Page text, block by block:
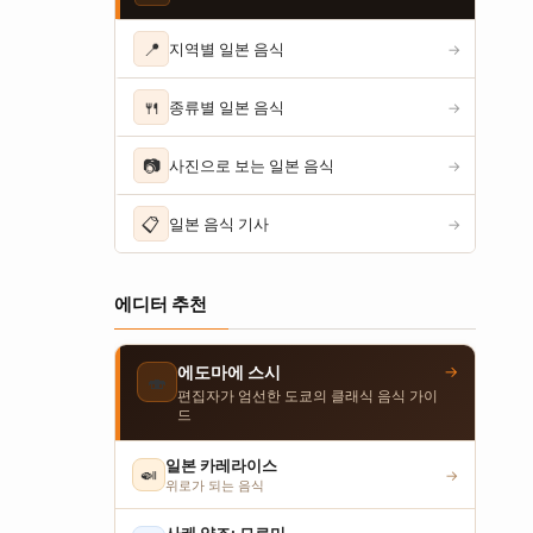
📍 지역별 일본 음식 →
🍴 종류별 일본 음식 →
📷 사진으로 보는 일본 음식 →
📋 일본 음식 기사 →
에디터 추천
🍣 에도마에 스시
편집자가 엄선한 도쿄의 클래식 음식 가이
드
→
🍛 일본 카레라이스
위로가 되는 음식
→